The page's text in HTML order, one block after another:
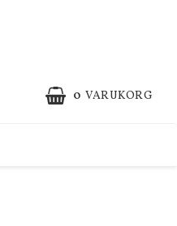
0 VARUKORG